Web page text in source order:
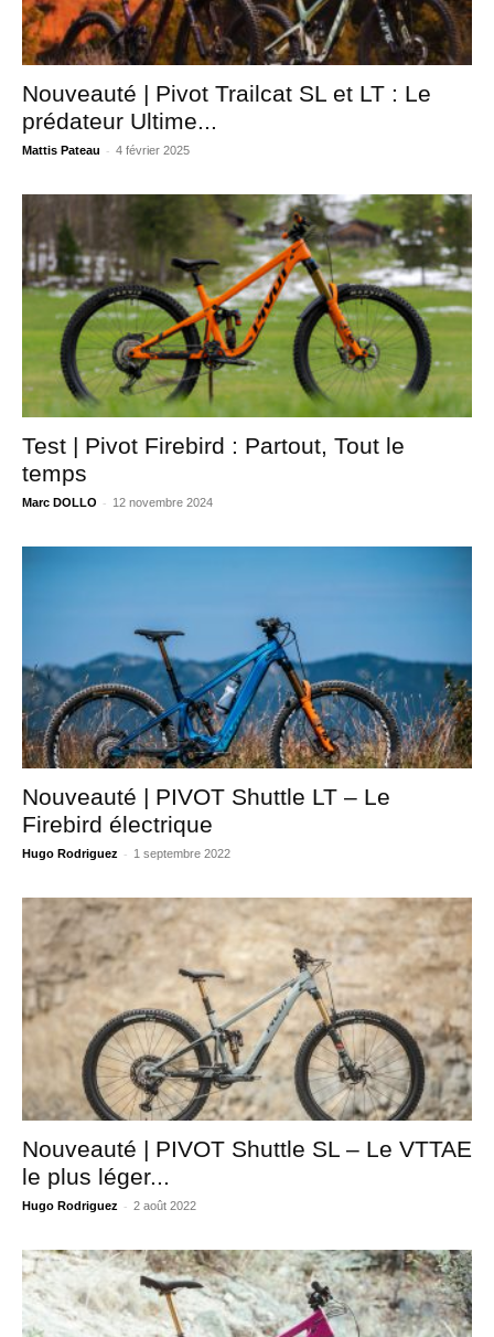
Nouveauté | Pivot Trailcat SL et LT : Le
prédateur Ultime...
Mattis Pateau - 4 février 2025
Test | Pivot Firebird : Partout, Tout le
temps
Marc DOLLO - 12 novembre 2024
Nouveauté | PIVOT Shuttle LT – Le
Firebird électrique
Hugo Rodriguez - 1 septembre 2022
Nouveauté | PIVOT Shuttle SL – Le VTTAE
le plus léger...
Hugo Rodriguez - 2 août 2022